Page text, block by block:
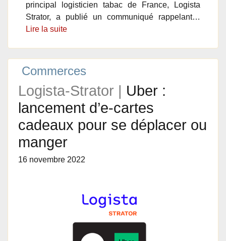
principal logisticien tabac de France, Logista
Strator, a publié un communiqué rappelant…
Lire la suite
Commerces
Logista-Strator | Uber :
lancement d’e-cartes
cadeaux pour se déplacer ou
manger
16 novembre 2022